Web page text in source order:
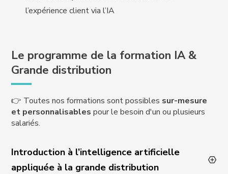
l’expérience client via l’IA
Le programme de la formation IA &
Grande distribution
👉 Toutes nos formations sont possibles sur-mesure
et personnalisables pour le besoin d'un ou plusieurs
salariés.
Introduction à l’intelligence artificielle
appliquée à la grande distribution